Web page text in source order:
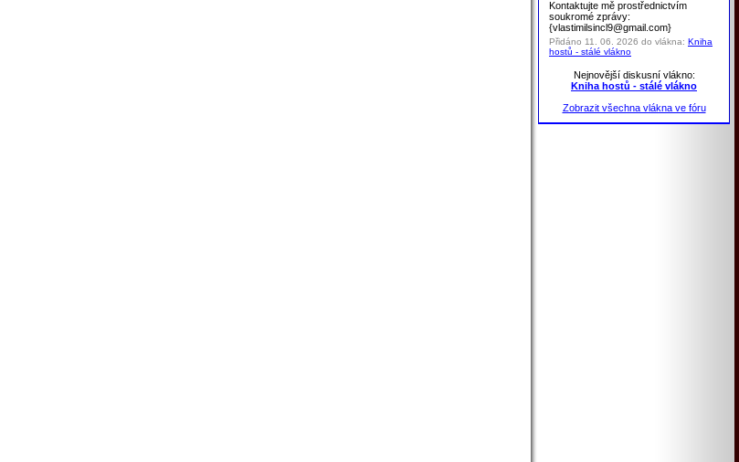
Kontaktujte mě prostřednictvím
soukromé zprávy:
{vlastimilsincl9@gmail.com}
Přidáno 11. 06. 2026 do vlákna: Kniha
hostů - stálé vlákno
Nejnovější diskusní vlákno:
Kniha hostů - stálé vlákno
Zobrazit všechna vlákna ve fóru